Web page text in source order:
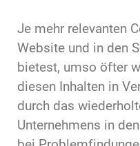
Je mehr relevanten
Website und in den
bietest, umso öfter
diesen Inhalten in
durch das
Unternehmens in